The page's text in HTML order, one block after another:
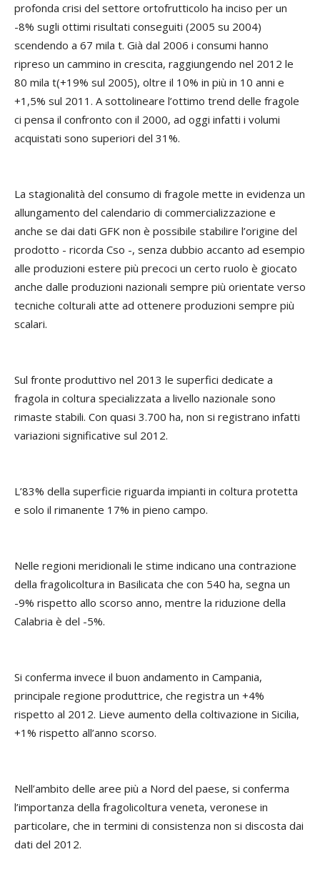
profonda crisi del settore ortofrutticolo ha inciso per un
-8% sugli ottimi risultati conseguiti (2005 su 2004)
scendendo a 67 mila t. Già dal 2006 i consumi hanno
ripreso un cammino in crescita, raggiungendo nel 2012 le
80 mila t(+19% sul 2005), oltre il 10% in più in 10 anni e
+1,5% sul 2011. A sottolineare l’ottimo trend delle fragole
ci pensa il confronto con il 2000, ad oggi infatti i volumi
acquistati sono superiori del 31%.
La stagionalità del consumo di fragole mette in evidenza un
allungamento del calendario di commercializzazione e
anche se dai dati GFK non è possibile stabilire l’origine del
prodotto - ricorda Cso -, senza dubbio accanto ad esempio
alle produzioni estere più precoci un certo ruolo è giocato
anche dalle produzioni nazionali sempre più orientate verso
tecniche colturali atte ad ottenere produzioni sempre più
scalari.
Sul fronte produttivo nel 2013 le superfici dedicate a
fragola in coltura specializzata a livello nazionale sono
rimaste stabili. Con quasi 3.700 ha, non si registrano infatti
variazioni significative sul 2012.
L’83% della superficie riguarda impianti in coltura protetta
e solo il rimanente 17% in pieno campo.
Nelle regioni meridionali le stime indicano una contrazione
della fragolicoltura in Basilicata che con 540 ha, segna un
-9% rispetto allo scorso anno, mentre la riduzione della
Calabria è del -5%.
Si conferma invece il buon andamento in Campania,
principale regione produttrice, che registra un +4%
rispetto al 2012. Lieve aumento della coltivazione in Sicilia,
+1% rispetto all’anno scorso.
Nell’ambito delle aree più a Nord del paese, si conferma
l’importanza della fragolicoltura veneta, veronese in
particolare, che in termini di consistenza non si discosta dai
dati del 2012.